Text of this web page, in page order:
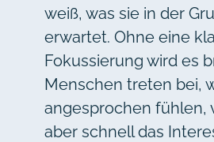
weiß, was sie in der
erwartet. Ohne eine
Fokussierung wird es
Menschen treten bei,
angesprochen fühlen,
aber schnell das